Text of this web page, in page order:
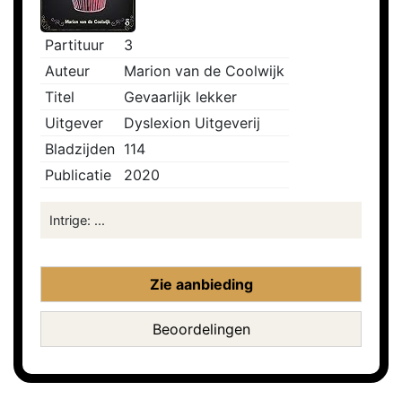
Partituur
3
Auteur
Marion van de Coolwijk
Titel
Gevaarlijk lekker
Uitgever
Dyslexion Uitgeverij
Bladzijden 114
Publicatie
2020
Intrige: ...
Zie aanbieding
Beoordelingen